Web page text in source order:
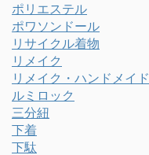
ポリエステル
ポワソンドール
リサイクル着物
リメイク
リメイク・ハンドメイド
ルミロック
三分紐
下着
下駄